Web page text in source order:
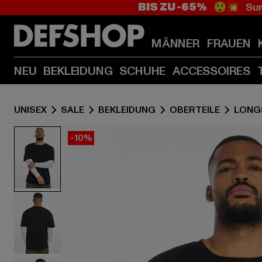
BIS ZU -65% 😲💥
MÄNNER FRAUEN
NEU BEKLEIDUNG SCHUHE ACCESSOIRES
UNISEX SALE BEKLEIDUNG OBERTEILE
-10%